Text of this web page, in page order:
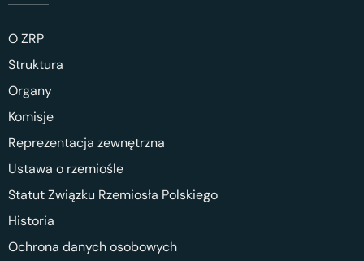
O ZRP
Struktura
Organy
Komisje
Reprezentacja zewnętrzna
Ustawa o rzemiośle
Statut Związku Rzemiosła Polskiego
Historia
Ochrona danych osobowych